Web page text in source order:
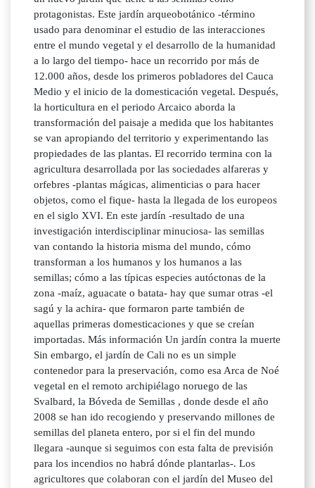
protagonistas. Este jardín arqueobotánico -término
usado para denominar el estudio de las interacciones
entre el mundo vegetal y el desarrollo de la humanidad
a lo largo del tiempo- hace un recorrido por más de
12.000 años, desde los primeros pobladores del Cauca
Medio y el inicio de la domesticación vegetal. Después,
la horticultura en el periodo Arcaico aborda la
transformación del paisaje a medida que los habitantes
se van apropiando del territorio y experimentando las
propiedades de las plantas. El recorrido termina con la
agricultura desarrollada por las sociedades alfareras y
orfebres -plantas mágicas, alimenticias o para hacer
objetos, como el fique- hasta la llegada de los europeos
en el siglo XVI. En este jardín -resultado de una
investigación interdisciplinar minuciosa- las semillas
van contando la historia misma del mundo, cómo
transforman a los humanos y los humanos a las
semillas; cómo a las típicas especies autóctonas de la
zona -maíz, aguacate o batata- hay que sumar otras -el
sagú y la achira- que formaron parte también de
aquellas primeras domesticaciones y que se creían
importadas. Más información Un jardín contra la muerte
Sin embargo, el jardín de Cali no es un simple
contenedor para la preservación, como esa Arca de Noé
vegetal en el remoto archipiélago noruego de las
Svalbard, la Bóveda de Semillas , donde desde el año
2008 se han ido recogiendo y preservando millones de
semillas del planeta entero, por si el fin del mundo
llegara -aunque si seguimos con esta falta de previsión
para los incendios no habrá dónde plantarlas-. Los
agricultores que colaboran con el jardín del Museo del